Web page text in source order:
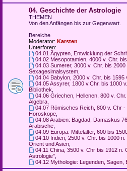
04. Geschichte der Astrologie
THEMEN
Von den Anfängen bis zur Gegenwart.
Bereiche
Moderator: Karsten
Unterforen:
04.01 Ägypten, Entwicklung der
04.02 Mesopotamien, 4000 v. Chr.
04.03 Sumerer, 3000 v. Chr. bis 2000
Sexagesimalsystem
04.04 Babylon, 2000 v. Chr. bis
04.05 Assyrer, 1800 v.Chr. bis 1000
Bibliothek
04.06 Griechen, Hellenen, 800 v.
Algebra
04.07 Römisches Reich, 800 v. Chr -
Horoskope
04.08 Arabien: Bagdad, Damaskus
Arabische
04.09 Europa: Mittelalter, 600 bis
04.10 Indien, 2500 v. Chr. bis 1000
Orient und Asien
04.11 China, 3500 v. Chr bis 1912
Astrologie"
04.12 Mythologie: Legenden, Sagen,